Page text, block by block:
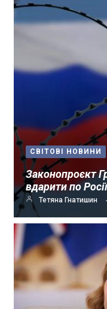
СВІТОВІ НОВИНИ
Законопроєкт
вдарити по Росії
Тетяна Гнатишин